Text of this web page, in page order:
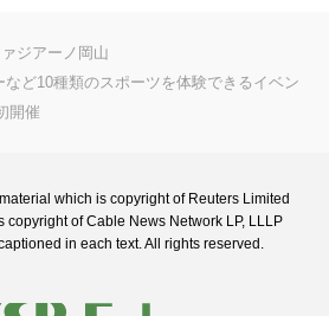
ジアーノ岡山
ど10種類のスポーツを体験できるイベン
開催
which is copyright of Reuters Limited
copyright of Cable News Network LP, LLLP
in each text. All rights reserved.